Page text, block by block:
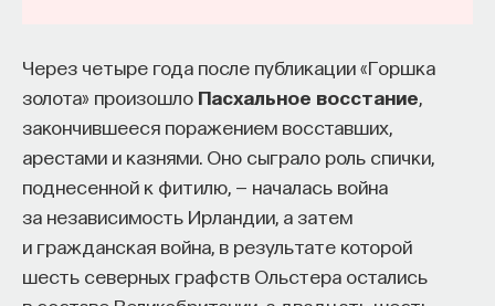
Через четыре года после публикации «Горшка
золота» произошло Пасхальное восстание
закончившееся поражением восставших,
арестами и казнями. Оно сыграло роль спички,
поднесенной к фитилю, — началась война
за независимость Ирландии, а затем
и гражданская война, в результате которой
шесть северных графств Ольстера остались